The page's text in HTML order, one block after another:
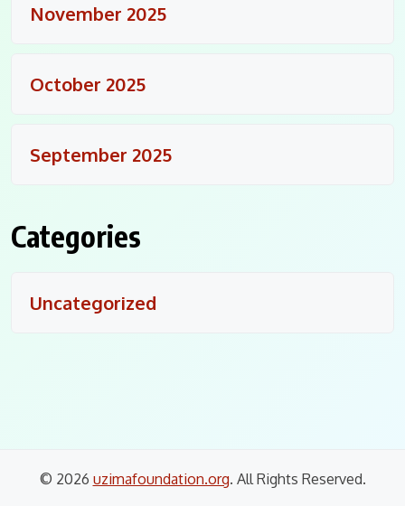
November 2025
October 2025
September 2025
Categories
Uncategorized
© 2026 uzimafoundation.org. All Rights Reserved.